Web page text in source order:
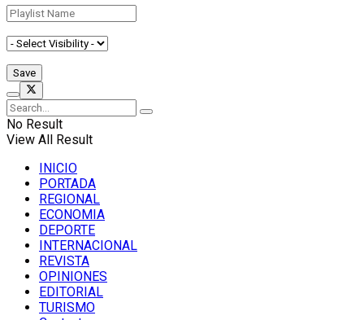
No Result
View All Result
INICIO
PORTADA
REGIONAL
ECONOMIA
DEPORTE
INTERNACIONAL
REVISTA
OPINIONES
EDITORIAL
TURISMO